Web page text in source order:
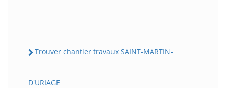
Trouver chantier travaux SAINT-MARTIN-
D'URIAGE